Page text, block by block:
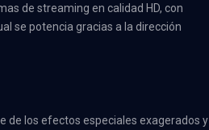
de streaming en calidad HD, con
se potencia gracias a la dirección
de los efectos especiales exagerados y